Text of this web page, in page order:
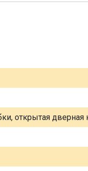
открытая